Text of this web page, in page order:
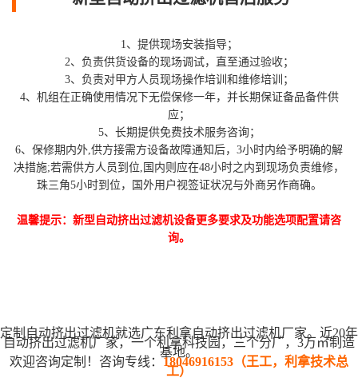
1、提供现场安装指导；
2、负责供货设备的现场调试，直至通过验收；
3、负责对甲方人员现场操作培训和维修培训；
4、机组在正确使用情况下无偿保修一年，并长期保证备品备件供
应；
5、长期提供免费技术服务咨询；
6、保修期内外,供方接需方设备故障通知后，3小时内给予明确的解
决措施;若需供方人员到位,国内则应在48小时之内到现场负责维修，
珠三角5小时到位，国外用户视签证状况与外商另作商确。
温馨提示：新型自动挤出过滤机设备更多要求及功能选项配置请咨
询。
定制自动挤出过滤机就选广东利拿自动挤出过滤机厂家。近20年
自动挤出过滤机厂家，一个利拿科技园，三个分厂，3万㎡制造
基地。
欢迎咨询定制！咨询专线：18046916153（王工，利拿技术总
工）